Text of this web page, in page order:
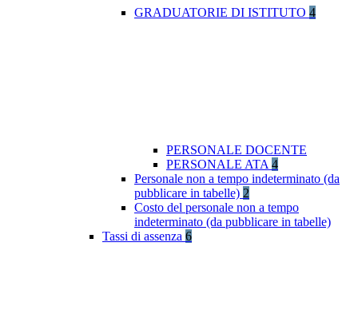
GRADUATORIE DI ISTITUTO 4
PERSONALE DOCENTE
PERSONALE ATA 4
Personale non a tempo indeterminato (da
pubblicare in tabelle) 2
Costo del personale non a tempo
indeterminato (da pubblicare in tabelle)
Tassi di assenza 6